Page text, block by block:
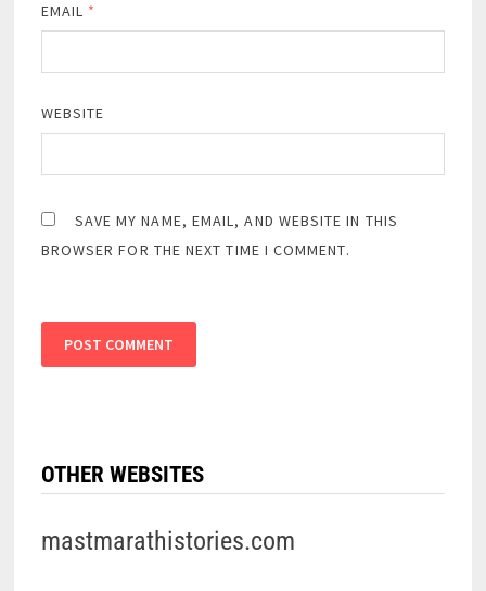
EMAIL *
WEBSITE
SAVE MY NAME, EMAIL, AND WEBSITE IN THIS
BROWSER FOR THE NEXT TIME I COMMENT.
OTHER WEBSITES
mastmarathistories.com